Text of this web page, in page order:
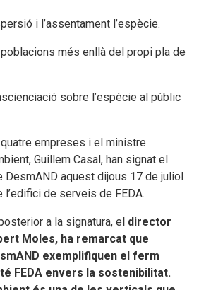
i l’assentament l’espècie.
més enllà del propi pla de
sobre l’espècie al públic
empreses i el ministre
Guillem Casal, han signat el
DesmAND aquest dijous 17 de juliol
de serveis de FEDA.
a la signatura, el director
Moles, ha remarcat que
exemplifiquen el ferm
FEDA envers la sostenibilitat.